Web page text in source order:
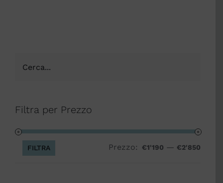
Filtra per Prezzo
FILTRA Prezzo: €1'190 — €2'850